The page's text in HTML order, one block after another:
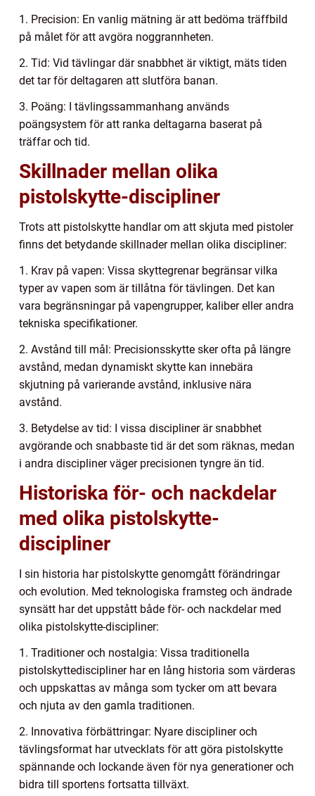
1. Precision: En vanlig mätning är att bedöma träffbild
på målet för att avgöra noggrannheten.
2. Tid: Vid tävlingar där snabbhet är viktigt, mäts tiden
det tar för deltagaren att slutföra banan.
3. Poäng: I tävlingssammanhang används
poängsystem för att ranka deltagarna baserat på
träffar och tid.
Skillnader mellan olika
pistolskytte-discipliner
Trots att pistolskytte handlar om att skjuta med pistoler
finns det betydande skillnader mellan olika discipliner:
1. Krav på vapen: Vissa skyttegrenar begränsar vilka
typer av vapen som är tillåtna för tävlingen. Det kan
vara begränsningar på vapengrupper, kaliber eller andra
tekniska specifikationer.
2. Avstånd till mål: Precisionsskytte sker ofta på längre
avstånd, medan dynamiskt skytte kan innebära
skjutning på varierande avstånd, inklusive nära
avstånd.
3. Betydelse av tid: I vissa discipliner är snabbhet
avgörande och snabbaste tid är det som räknas, medan
i andra discipliner väger precisionen tyngre än tid.
Historiska för- och nackdelar
med olika pistolskytte-
discipliner
I sin historia har pistolskytte genomgått förändringar
och evolution. Med teknologiska framsteg och ändrade
synsätt har det uppstått både för- och nackdelar med
olika pistolskytte-discipliner:
1. Traditioner och nostalgia: Vissa traditionella
pistolskyttediscipliner har en lång historia som värderas
och uppskattas av många som tycker om att bevara
och njuta av den gamla traditionen.
2. Innovativa förbättringar: Nyare discipliner och
tävlingsformat har utvecklats för att göra pistolskytte
spännande och lockande även för nya generationer och
bidra till sportens fortsatta tillväxt.